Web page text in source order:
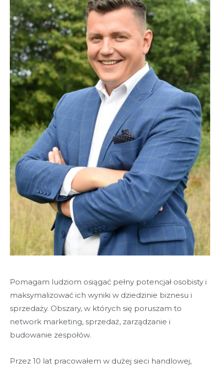
Pomagam ludziom osiągać pełny potencjał osobisty i
maksymalizować ich wyniki w dziedzinie biznesu i
sprzedaży. Obszary, w których się poruszam to
network marketing, sprzedaż, zarządzanie i
budowanie zespołów.
Przez 10 lat pracowałem w dużej sieci handlowej,